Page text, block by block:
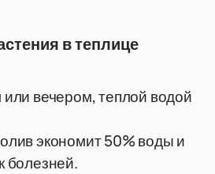
в теплице
вечером, теплой водой
экономит 50% воды и
болезней.